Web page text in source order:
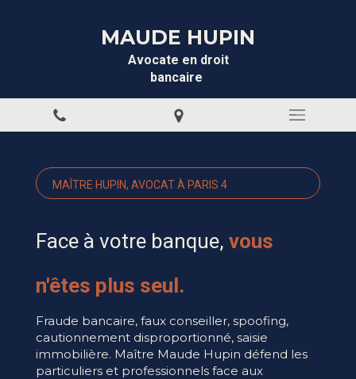
MAUDE HUPIN
Avocate en droit
bancaire
MAÎTRE HUPIN, AVOCAT À PARIS 4
Face à votre banque, vous
n'êtes plus seul.
Fraude bancaire, faux conseiller, spoofing,
cautionnement disproportionné, saisie
immobilière. Maître Maude Hupin défend les
particuliers et professionnels face aux